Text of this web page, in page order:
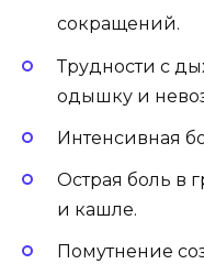
сокращений.
Трудности с
одышку и
Интенсивная
Острая боль в
и кашле.
Помутнение